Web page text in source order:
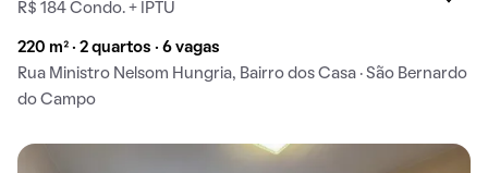
R$ 184 Condo. + IPTU
220 m² · 2 quartos · 6 vagas
Rua Ministro Nelsom Hungria, Bairro dos Casa · São Bernardo
do Campo